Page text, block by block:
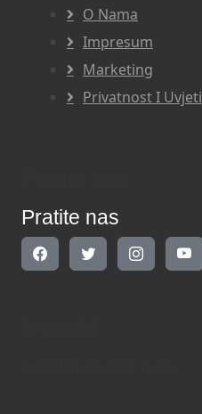
O Nama
Impresum
Marketing
Privatnost I Uvjeti
Pratite nas